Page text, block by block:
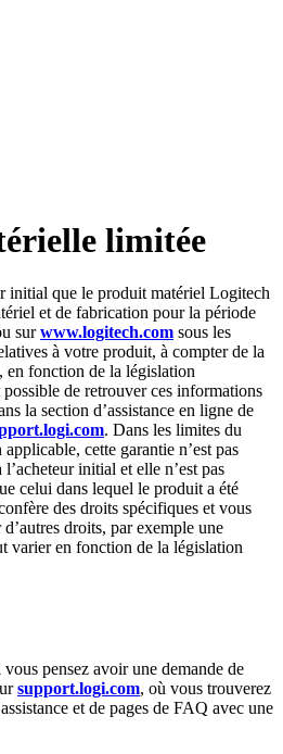
limitée
initial que le produit matériel Logitech
et de fabrication pour la période
surwww.logitech.com sous les
à votre produit, à compter de la
en fonction de la législation
de retrouver ces informations
la section d’assistance en ligne de
. Dans les limites du
cette garantie n’est pas
initial et elle n’est pas
celui dans lequel le produit a été
des droits spécifiques et vous
droits, par exemple une
varier en fonction de la législation
pensez avoir une demande de
support.logi.com, où vous trouverez
et de pages de FAQ avec une